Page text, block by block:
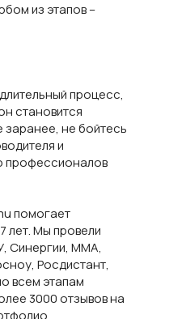
из этапов –
процесс,
становится
заранее, не бойтесь
и
профессионалов
помогает
лет. Мы провели
Синергии, ММА,
Росдистант,
всем этапам
3000 отзывов на